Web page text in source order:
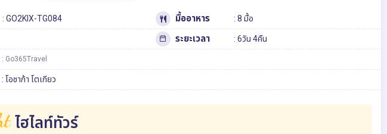
: GO2KIX-TG084 มื้ออาหาร : 8 มื้อ
ระยะเวลา : 6วัน 4คืน
: Go365Travel
: โอซาก้า โตเกียว
ไฮไลท์ทัวร์